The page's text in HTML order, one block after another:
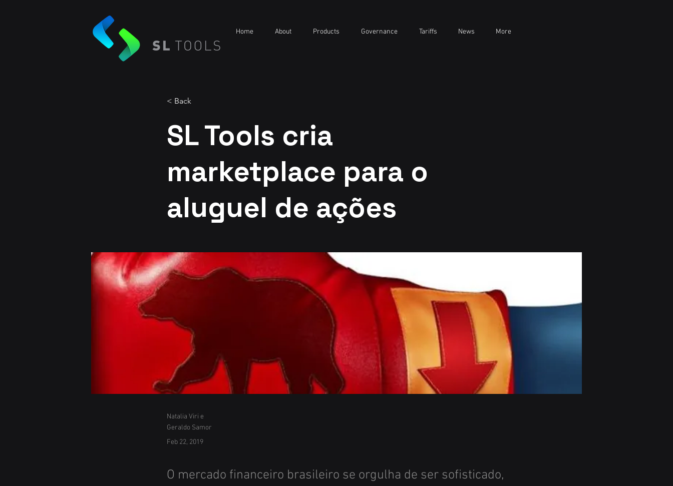
Home About Products Governance Tariffs News More
< Back
SL Tools cria
marketplace para o
aluguel de ações
Natalia Viri e
Geraldo Samor
Feb 22, 2019
O mercado financeiro brasileiro se orgulha de ser sofisticado,